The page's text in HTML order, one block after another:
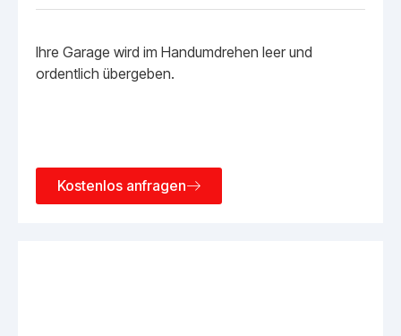
Ihre Garage wird im Handumdrehen leer und
ordentlich übergeben.
Kostenlos anfragen